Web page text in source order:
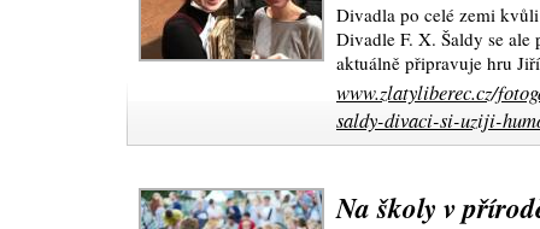
Divadla po celé zemi
Divadle F. X. Šaldy se
aktuálně připravuje hru
www.zlatyliberec.cz/
saldy-divaci-si-uziji-
Na školy v